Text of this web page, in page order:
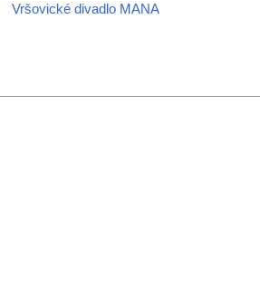
Vršovické divadlo MANA